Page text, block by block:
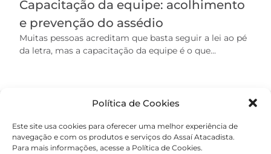
Política de Cookies
Este site usa cookies para oferecer uma melhor experiência de
navegação e com os produtos e serviços do Assaí Atacadista.
Para mais informações, acesse a Política de Cookies.
Capacitação da equipe: acolhimento
e prevenção do assédio
Muitas pessoas acreditam que basta seguir a lei ao pé
da letra, mas a capacitação da equipe é o que...